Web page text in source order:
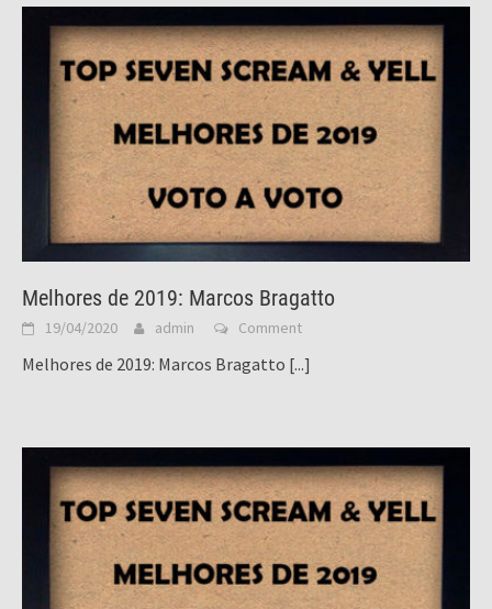
Melhores de 2019: Marcos Bragatto
19/04/2020 admin Comment
Melhores de 2019: Marcos Bragatto [...]